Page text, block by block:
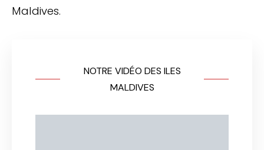
Maldives.
NOTRE VIDÉO DES ILES
MALDIVES